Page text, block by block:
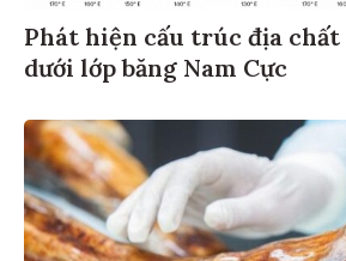
Phát hiện cấu trúc địa chất
dưới lớp băng Nam Cực